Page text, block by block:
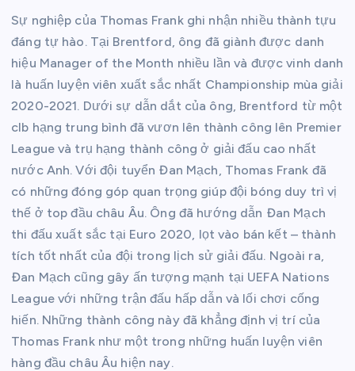
Sự nghiệp của Thomas Frank ghi nhận nhiều thành tựu
đáng tự hào. Tại Brentford, ông đã giành được danh
hiệu Manager of the Month nhiều lần và được vinh danh
là huấn luyện viên xuất sắc nhất Championship mùa giải
2020-2021. Dưới sự dẫn dắt của ông, Brentford từ một
clb hạng trung bình đã vươn lên thành công lên Premier
League và trụ hạng thành công ở giải đấu cao nhất
nước Anh. Với đội tuyển Đan Mạch, Thomas Frank đã
có những đóng góp quan trọng giúp đội bóng duy trì vị
thế ở top đầu châu Âu. Ông đã hướng dẫn Đan Mạch
thi đấu xuất sắc tại Euro 2020, lọt vào bán kết – thành
tích tốt nhất của đội trong lịch sử giải đấu. Ngoài ra,
Đan Mạch cũng gây ấn tượng mạnh tại UEFA Nations
League với những trận đấu hấp dẫn và lối chơi cống
hiến. Những thành công này đã khẳng định vị trí của
Thomas Frank như một trong những huấn luyện viên
hàng đầu châu Âu hiện nay.